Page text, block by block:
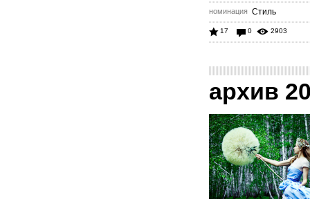
номинация Стиль
17 0 2903
архив